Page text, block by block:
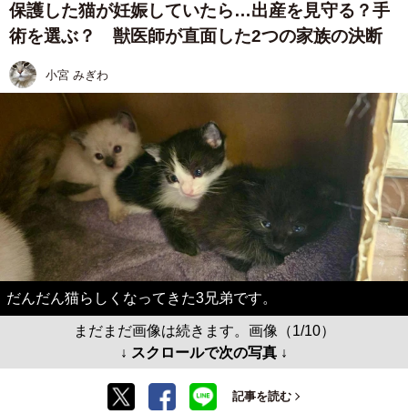
保護した猫が妊娠していたら…出産を見守る？手
術を選ぶ？ 獣医師が直面した2つの家族の決断
小宮 みぎわ
だんだん猫らしくなってきた3兄弟です。
まだまだ画像は続きます。画像（1/10）
↓ スクロールで次の写真 ↓
記事を読む